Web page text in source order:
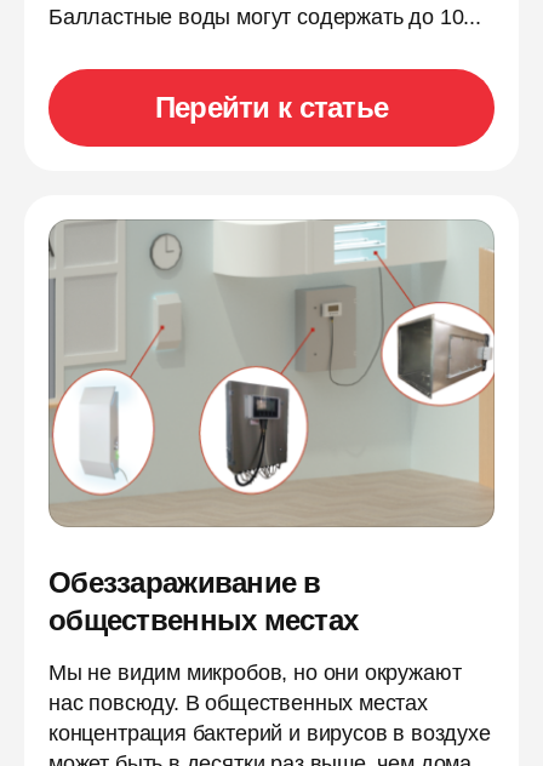
Балластные воды могут содержать до 10...
Перейти к статье
Обеззараживание в
общественных местах
Мы не видим микробов, но они окружают
нас повсюду. В общественных местах
концентрация бактерий и вирусов в воздухе